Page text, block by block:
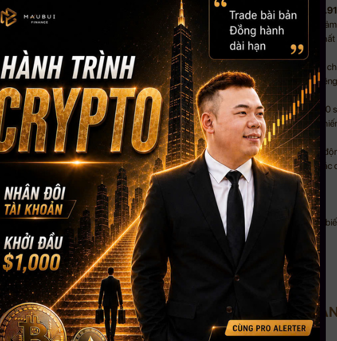
3. Michael Saylor tạm dừng mua thêm BTC, báo lỗ chưa thực hiện
Công ty Strategy của Saylor không mua thêm BTC trong tuần qua dù giá
mạnh. Tuy nhiên, Saylor vẫn khẳng định niềm tin: “Bitcoin biến động nhiều
4. Cảnh báo chiêu lừa “đầu độc địa chỉ” Bitcoin gia tăng mạnh
Jameson Lopp (Casa) cảnh báo người dùng về các vụ tấn công lợi dụng địa
gửi. Đã có gần 48,000 giao dịch dạng này, gây thiệt hại hơn $1.2 triệu chỉ
5. Token của Conor McGregor thất bại, nhà đầu tư được hoàn tiền
REAL – token được hậu thuẫn bởi McGregor – chỉ huy động được $392,000
hoàn tiền cho 668 nhà đầu tư. Thị trường memecoin sụt giảm mạnh càng
Kết luận:
Bitcoin tiếp tục chứng minh vị thế là “tài sản trú ẩn số”, trong khi những biến
thị trường crypto đầy rủi ro. Nhà đầu tư nên thận trọng và cảnh giác trước các
kỹ trước khi tham gia vào các dự án mang tính thương hiệu cá nhân.
Nguồn: Tổng hợp
——————–
MAU BUI FINANCE– Với sứ mệnh giúp hàng triệu người Việt toàn cầu hiểu
Hotline: 866.212.3389
MauBuiFinance.com
Tham gia Discord VIP Group
tại đây
FOUNDER & CEO MAU BUI
CEO MBF